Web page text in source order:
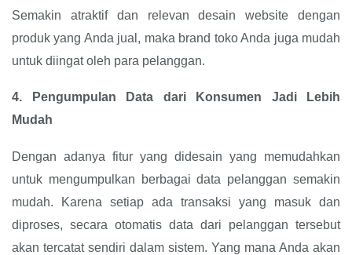
Semakin atraktif dan relevan desain website dengan
produk yang Anda jual, maka brand toko Anda juga mudah
untuk diingat oleh para pelanggan.
4.
Pengumpulan Data dari Konsumen Jadi Lebih
Mudah
Dengan adanya fitur yang didesain yang memudahkan
untuk mengumpulkan berbagai data pelanggan semakin
mudah. Karena setiap ada transaksi yang masuk dan
diproses, secara otomatis data dari pelanggan tersebut
akan tercatat sendiri dalam sistem. Yang mana Anda akan